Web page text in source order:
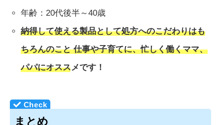
年齢：20代後半～40歳
納得して使える製品として処方へのこだわりはも
ちろんのこと 仕事や子育てに、忙しく働くママ、
パパにオススメです！
まとめ